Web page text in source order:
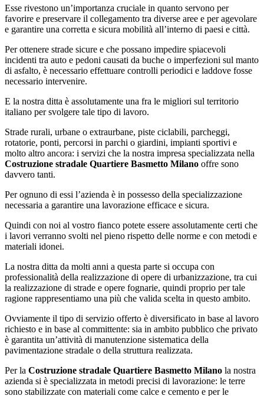
Esse rivestono un’importanza cruciale in quanto servono per
favorire e preservare il collegamento tra diverse aree e per agevolare
e garantire una corretta e sicura mobilità all’interno di paesi e città.
Per ottenere strade sicure e che possano impedire spiacevoli
incidenti tra auto e pedoni causati da buche o imperfezioni sul manto
di asfalto, è necessario effettuare controlli periodici e laddove fosse
necessario intervenire.
E la nostra ditta è assolutamente una fra le migliori sul territorio
italiano per svolgere tale tipo di lavoro.
Strade rurali, urbane o extraurbane, piste ciclabili, parcheggi,
rotatorie, ponti, percorsi in parchi o giardini, impianti sportivi e
molto altro ancora: i servizi che la nostra impresa specializzata nella
Costruzione stradale Quartiere Basmetto Milano offre sono
davvero tanti.
Per ognuno di essi l’azienda è in possesso della specializzazione
necessaria a garantire una lavorazione efficace e sicura.
Quindi con noi al vostro fianco potete essere assolutamente certi che
i lavori verranno svolti nel pieno rispetto delle norme e con metodi e
materiali idonei.
La nostra ditta da molti anni a questa parte si occupa con
professionalità della realizzazione di opere di urbanizzazione, tra cui
la realizzazione di strade e opere fognarie, quindi proprio per tale
ragione rappresentiamo una più che valida scelta in questo ambito.
Ovviamente il tipo di servizio offerto è diversificato in base al lavoro
richiesto e in base al committente: sia in ambito pubblico che privato
è garantita un’attività di manutenzione sistematica della
pavimentazione stradale o della struttura realizzata.
Per la Costruzione stradale Quartiere Basmetto Milano la nostra
azienda si è specializzata in metodi precisi di lavorazione: le terre
sono stabilizzate con materiali come calce e cemento e per le